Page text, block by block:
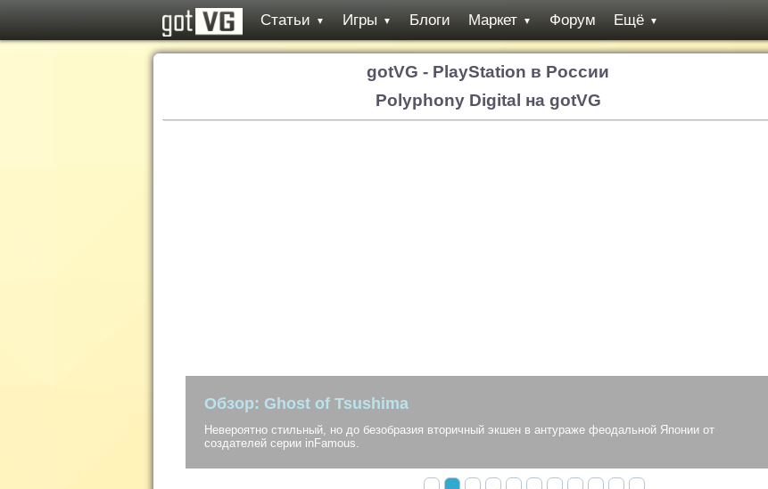
Статьи ▼ Игры ▼ Блоги Маркет ▼ Форум Ещё ▼
gotVG - PlayStation в России
Polyphony Digital на gotVG
Обзор: Ghost of Tsushima
Невероятно стильный, но до безобразия вторичный экшен в антураже феодальной Японии от
создателей серии inFamous.